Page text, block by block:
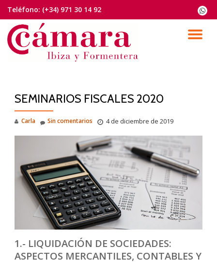
Saltar
contenido
Teléfono: (+34) 971 30 14 92
fa-
SEMINARIOS FISCALES 2020
Carla 4 de diciembre de 2019
Sin comentarios
1.- LIQUIDACIÓN DE SOCIEDADES:
ASPECTOS MERCANTILES, CONTABLES Y